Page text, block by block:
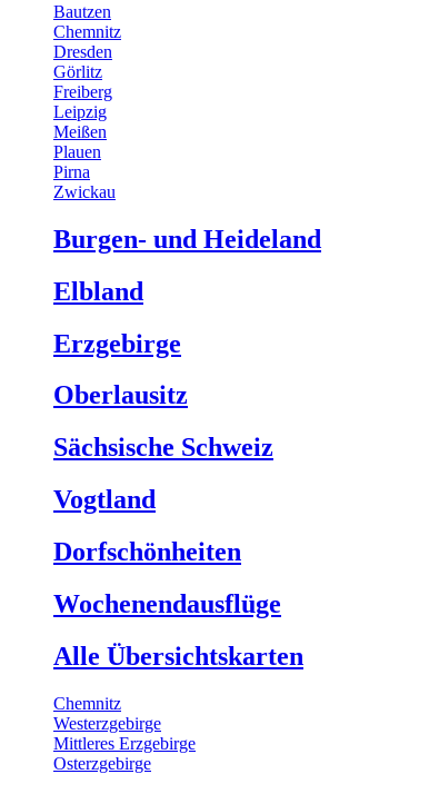
Bautzen
Chemnitz
Dresden
Görlitz
Freiberg
Leipzig
Meißen
Plauen
Pirna
Zwickau
Burgen- und Heideland
Elbland
Erzgebirge
Oberlausitz
Sächsische Schweiz
Vogtland
Dorfschönheiten
Wochenendausflüge
Alle Übersichtskarten
Chemnitz
Westerzgebirge
Mittleres Erzgebirge
Osterzgebirge